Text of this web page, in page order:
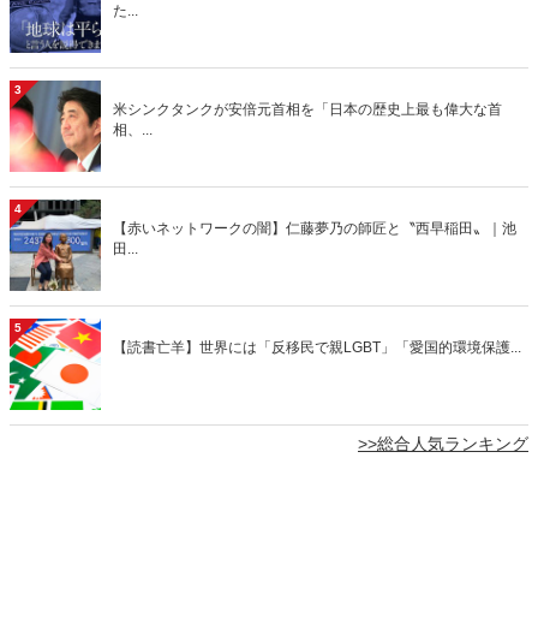
た...
3
米シンクタンクが安倍元首相を「日本の歴史上最も偉大な首
相、...
4
【赤いネットワークの闇】仁藤夢乃の師匠と〝西早稲田〟｜池
田...
5
【読書亡羊】世界には「反移民で親LGBT」「愛国的環境保護...
>>総合人気ランキング